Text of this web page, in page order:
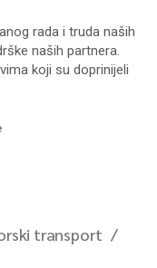
rada i truda naših
naših partnera.
koji su doprinijeli
transport